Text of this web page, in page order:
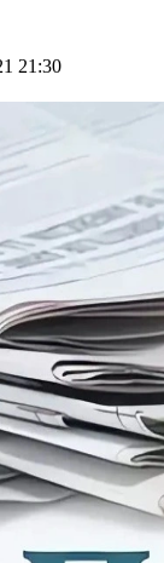
21:30